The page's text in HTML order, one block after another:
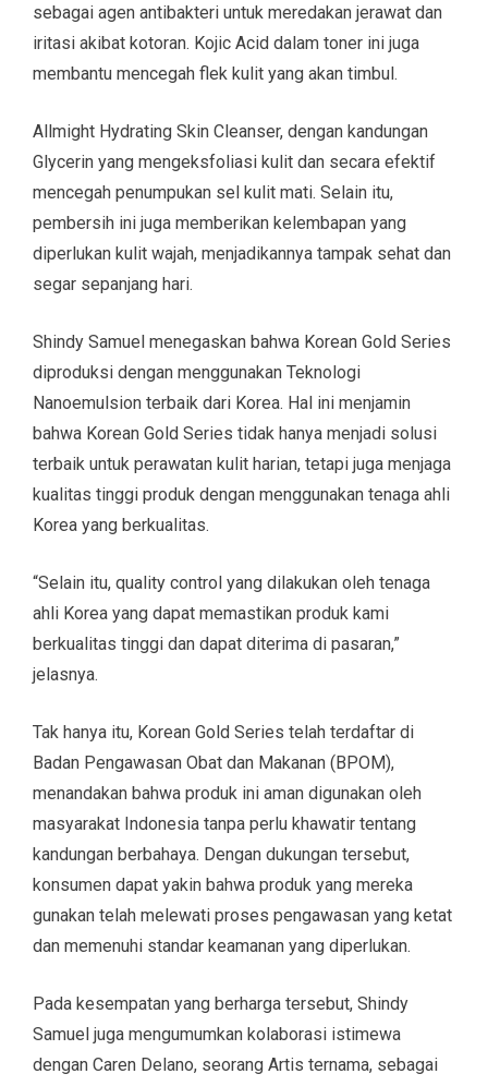
sebagai agen antibakteri untuk meredakan jerawat dan
iritasi akibat kotoran. Kojic Acid dalam toner ini juga
membantu mencegah flek kulit yang akan timbul.
Allmight Hydrating Skin Cleanser, dengan kandungan
Glycerin yang mengeksfoliasi kulit dan secara efektif
mencegah penumpukan sel kulit mati. Selain itu,
pembersih ini juga memberikan kelembapan yang
diperlukan kulit wajah, menjadikannya tampak sehat dan
segar sepanjang hari.
Shindy Samuel menegaskan bahwa Korean Gold Series
diproduksi dengan menggunakan Teknologi
Nanoemulsion terbaik dari Korea. Hal ini menjamin
bahwa Korean Gold Series tidak hanya menjadi solusi
terbaik untuk perawatan kulit harian, tetapi juga menjaga
kualitas tinggi produk dengan menggunakan tenaga ahli
Korea yang berkualitas.
“Selain itu, quality control yang dilakukan oleh tenaga
ahli Korea yang dapat memastikan produk kami
berkualitas tinggi dan dapat diterima di pasaran,”
jelasnya.
Tak hanya itu, Korean Gold Series telah terdaftar di
Badan Pengawasan Obat dan Makanan (BPOM),
menandakan bahwa produk ini aman digunakan oleh
masyarakat Indonesia tanpa perlu khawatir tentang
kandungan berbahaya. Dengan dukungan tersebut,
konsumen dapat yakin bahwa produk yang mereka
gunakan telah melewati proses pengawasan yang ketat
dan memenuhi standar keamanan yang diperlukan.
Pada kesempatan yang berharga tersebut, Shindy
Samuel juga mengumumkan kolaborasi istimewa
dengan Caren Delano, seorang Artis ternama, sebagai